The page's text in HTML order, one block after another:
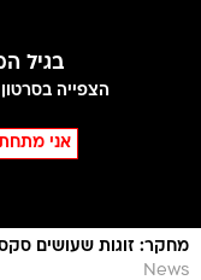
בגיל
הצפייה בסרטון
אני מתחת
מחקר: זוגות שעושים
News